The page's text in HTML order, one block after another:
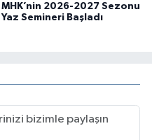
MHK’nin 2026-2027 Sezonu
Yaz Semineri Başladı